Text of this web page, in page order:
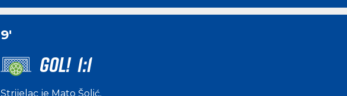
9'
GOL! 1:1
Strijelac je Mato Šolić.